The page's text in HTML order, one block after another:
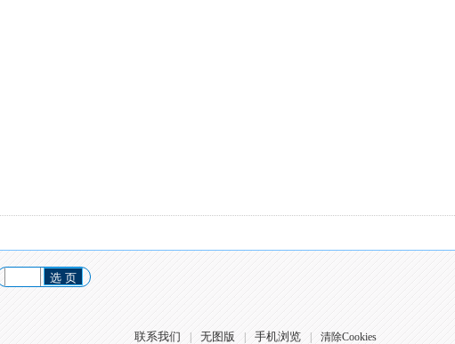
选 页
联系我们 无图版 手机浏览
清除Cookies